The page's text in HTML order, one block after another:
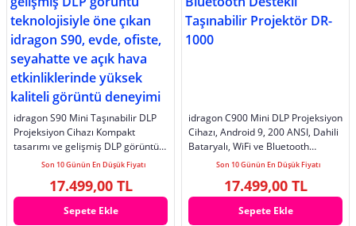
idragon S90 Mini Taşınabilir DLP
Projeksiyon Cihazı Kompakt
tasarımı ve gelişmiş DLP görüntü
teknolojisiyle öne çıkan idragon
hava etkinliklerinde yüksek kaliteli
görüntü deneyimi sunar. Texas
Instruments DLP tekn
Son 10 Günün En Düşük Fiyatı
17.499,00 TL
Sepete Ekle
idragon C900 Mini DLP Projeksiyon
Cihazı, Android 9, 200 ANSI, Dahili
Bataryalı, WiFi ve Bluetooth
Destekli Taşınabilir Projektör DR-
Son 10 Günün En Düşük Fiyatı
17.499,00 TL
Sepete Ekle